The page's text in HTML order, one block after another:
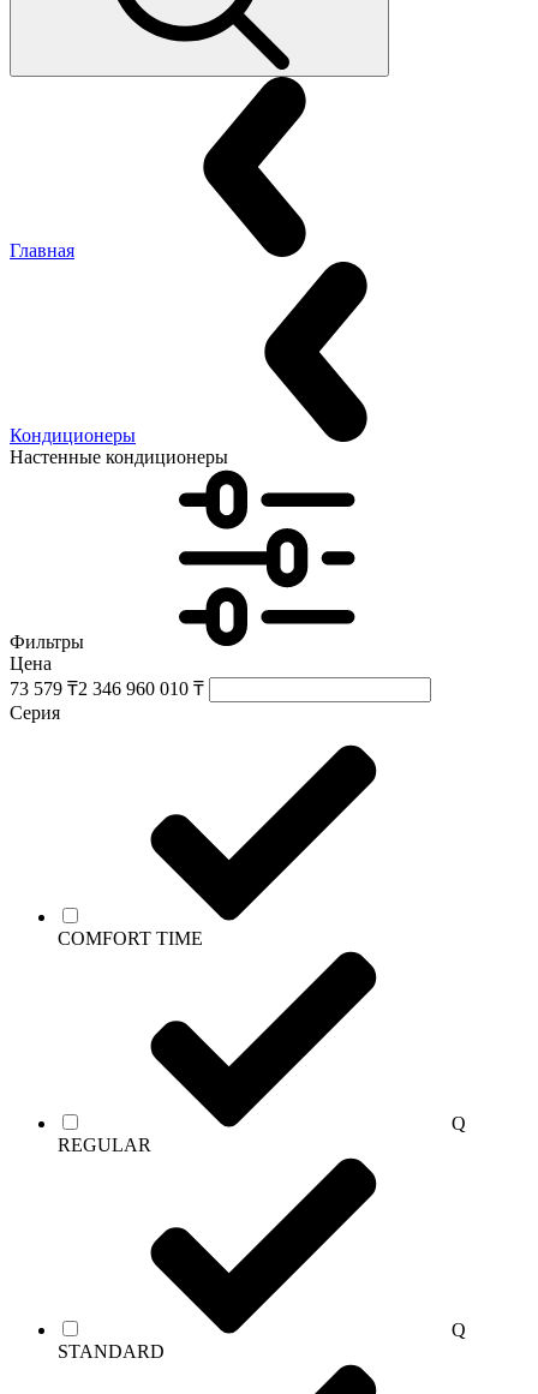
Главная
Кондиционеры
Настенные кондиционеры
Фильтры
Цена
73 579 ₸2 346 960 010 ₸
Серия
СOMFORT TIME
Q
REGULAR
Q
STANDARD